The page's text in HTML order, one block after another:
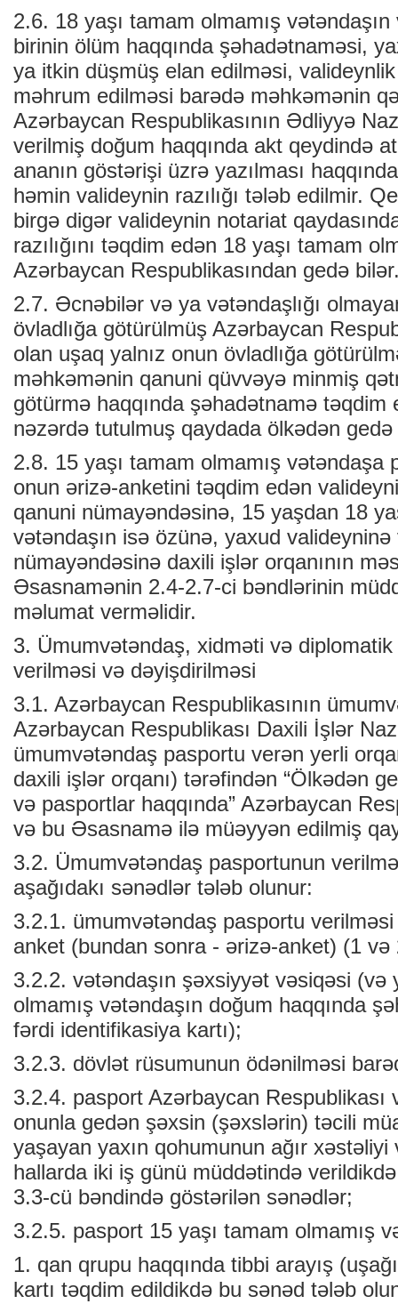
2.6. 18 yaşı tamam olmamış
birinin ölüm haqqında şəhadətnaməsi,
ya itkin düşmüş elan edilməsi,
məhrum edilməsi barədə məhkəmənin
Azərbaycan Respublikasının Ədliyyə
verilmiş doğum haqqında akt qeydində
ananın göstərişi üzrə yazılması
həmin valideynin razılığı tələb edilmir.
birgə digər valideynin notariat
razılığını təqdim edən 18 yaşı tamam
Azərbaycan Respublikasından gedə
2.7. Əcnəbilər və ya vətəndaşlığı
övladlığa götürülmüş Azərbaycan
olan uşaq yalnız onun övladlığa
məhkəmənin qanuni qüvvəyə minmiş
götürmə haqqında şəhadətnamə təqdim
nəzərdə tutulmuş qaydada ölkədən gedə
2.8. 15 yaşı tamam olmamış vətəndaşa
onun ərizə-anketini təqdim edən
qanuni nümayəndəsinə, 15 yaşdan 18
vətəndaşın isə özünə, yaxud
nümayəndəsinə daxili işlər orqanının
Əsasnamənin 2.4-2.7-ci bəndlərinin
məlumat verməlidir.
3. Ümumvətəndaş, xidməti və diplomatik
verilməsi və dəyişdirilməsi
3.1. Azərbaycan Respublikasının
Azərbaycan Respublikası Daxili İşlər
ümumvətəndaş pasportu verən yerli
daxili işlər orqanı) tərəfindən “Ölkədən
və pasportlar haqqında” Azərbaycan
və bu Əsasnamə ilə müəyyən edilmiş
3.2. Ümumvətəndaş pasportunun
aşağıdakı sənədlər tələb olunur:
3.2.1. ümumvətəndaş pasportu verilməsi
anket (bundan sonra - ərizə-anket) (1
3.2.2. vətəndaşın şəxsiyyət vəsiqəsi (və
olmamış vətəndaşın doğum haqqında
fərdi identifikasiya kartı);
3.2.3. dövlət rüsumunun ödənilməsi
3.2.4. pasport Azərbaycan Respublikası
onunla gedən şəxsin (şəxslərin) təcili
yaşayan yaxın qohumunun ağır xəstəliyi
hallarda iki iş günü müddətində
3.3-cü bəndində göstərilən sənədlər;
3.2.5. pasport 15 yaşı tamam olmamış
1. qan qrupu haqqında tibbi arayış
kartı təqdim edildikdə bu sənəd tələb